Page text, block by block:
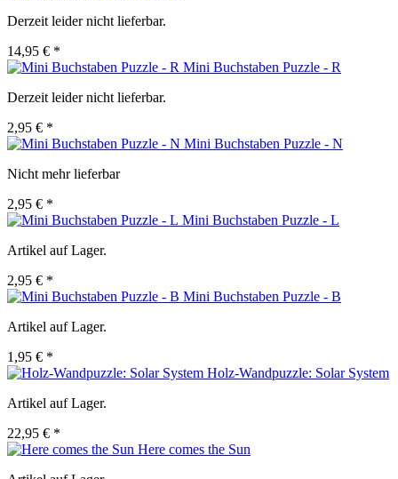
Derzeit leider nicht lieferbar.
14,95 € *
Mini Buchstaben Puzzle - R
Derzeit leider nicht lieferbar.
2,95 € *
Mini Buchstaben Puzzle - N
Nicht mehr lieferbar
2,95 € *
Mini Buchstaben Puzzle - L
Artikel auf Lager.
2,95 € *
Mini Buchstaben Puzzle - B
Artikel auf Lager.
1,95 € *
Holz-Wandpuzzle: Solar System
Artikel auf Lager.
22,95 € *
Here comes the Sun